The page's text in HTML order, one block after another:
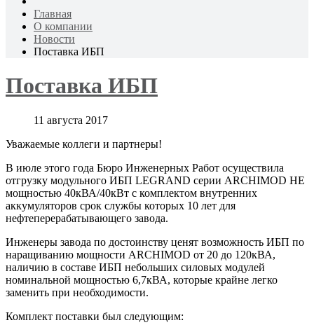
Главная
О компании
Новости
Поставка ИБП
Поставка ИБП
11 августа 2017
Уважаемые коллеги и партнеры!
В июле этого года Бюро Инженерных Работ осуществила
отгрузку модульного ИБП LEGRAND серии ARCHIMOD HE
мощностью 40кВА/40кВт с комплектом внутренних
аккумуляторов срок службы которых 10 лет для
нефтеперерабатывающего завода.
Инженеры завода по достоинству ценят возможность ИБП по
наращиванию мощности ARCHIMOD от 20 до 120кВА,
наличию в составе ИБП небольших силовых модулей
номинальной мощностью 6,7кВА, которые крайне легко
заменить при необходимости.
Комплект поставки был следующим: